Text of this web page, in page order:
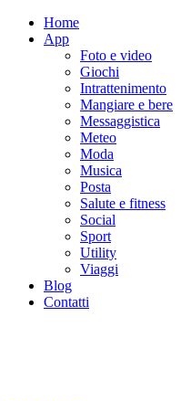
Home
App
Foto e video
Giochi
Intrattenimento
Mangiare e bere
Messaggistica
Meteo
Moda
Musica
Posta
Salute e fitness
Social
Sport
Utility
Viaggi
Blog
Contatti